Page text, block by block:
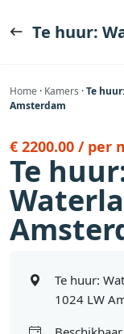
naar Te huur:
Home · Kamers ·Te
Amsterdam
€ 2200.00 / per
Te
Te huur:
1024 LW